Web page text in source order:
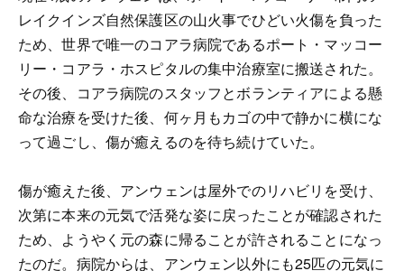
レイクインズ自然保護区の山火事でひどい火傷を負った
ため、世界で唯一のコアラ病院であるポート・マッコー
リー・コアラ・ホスピタルの集中治療室に搬送された。
その後、コアラ病院のスタッフとボランティアによる懸
命な治療を受けた後、何ヶ月もカゴの中で静かに横にな
って過ごし、傷が癒えるのを待ち続けていた。
傷が癒えた後、アンウェンは屋外でのリハビリを受け、
次第に本来の元気で活発な姿に戻ったことが確認された
ため、ようやく元の森に帰ることが許されることになっ
たのだ。病院からは、アンウェン以外にも25匹の元気に